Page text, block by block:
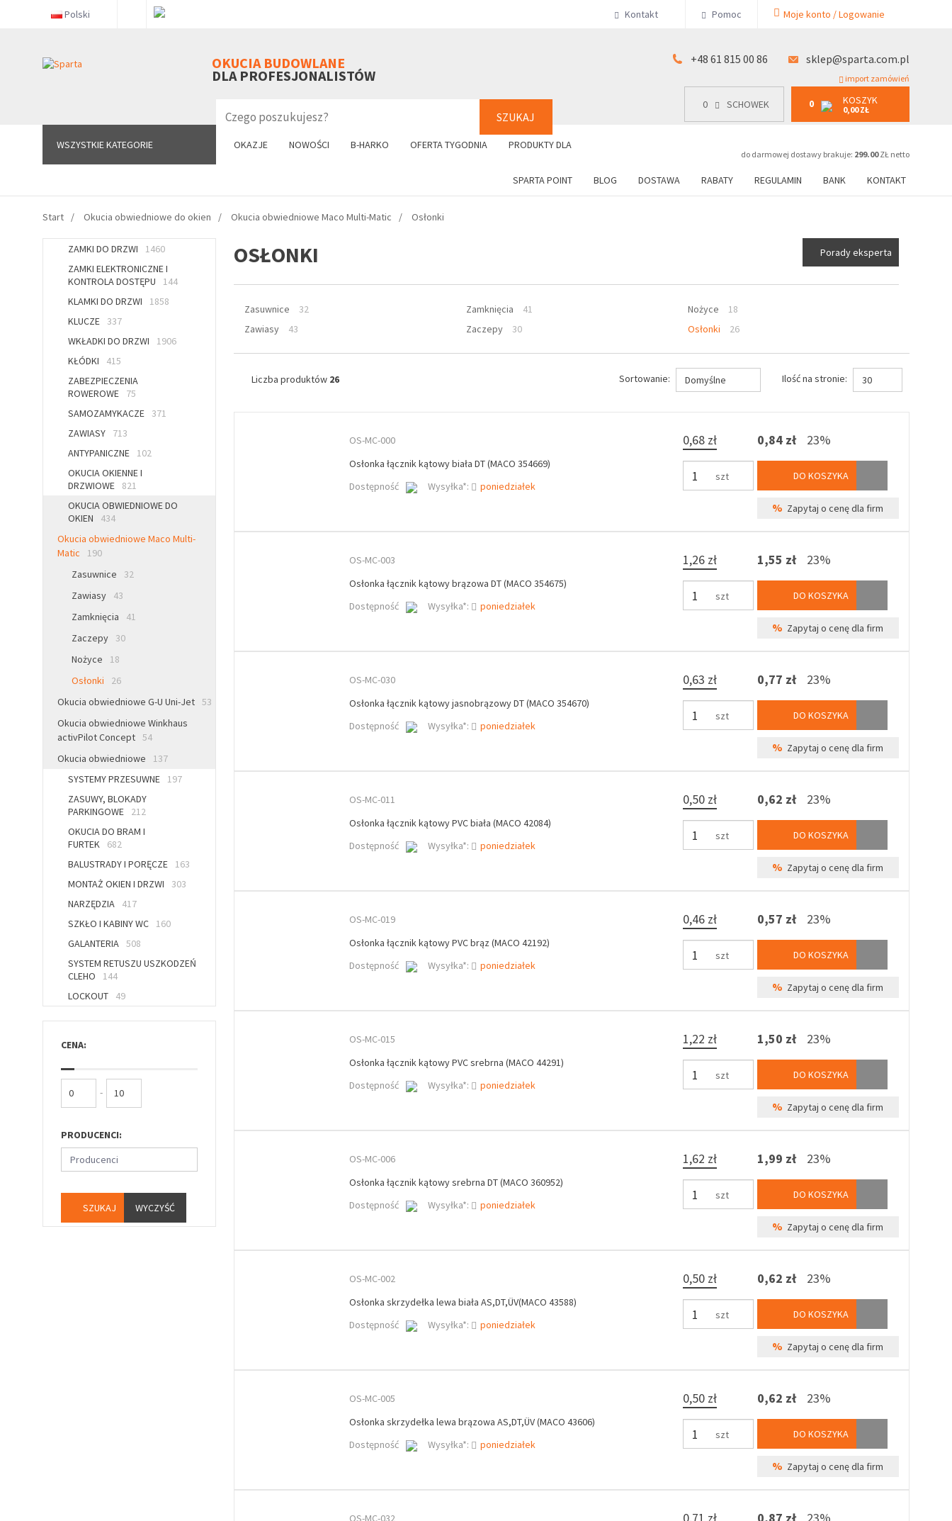
Polski Kontakt Pomoc Moje konto / Logowanie
OKUCIA BUDOWLANE
DLA PROFESJONALISTÓW
SZUKAJ
+48 61 815 00 86 sklep@sparta.com.pl
import zamówień
0 SCHOWEK 0 KOSZYK
0,00 ZŁ
do darmowej dostawy brakuje: 299.00ZŁ netto
WSZYSTKIE KATEGORIE OKAZJE NOWOŚCI B-HARKO OFERTA TYGODNIA PRODUKTY DLA
SPARTA POINT BLOG DOSTAWA RABATY REGULAMIN BANK KONTAKT
WSZYSTKIE KATEGORIE 0 SCHOWEK 0 KOSZYK
0,00 ZŁ
+48 61 815 00 86
Start Okucia obwiedniowe do okien Okucia obwiedniowe Maco Multi-Matic Osłonki
ZAMKI DO DRZWI
1460
ZAMKI ELEKTRONICZNE I
KONTROLA DOSTĘPU
144
KLAMKI DO DRZWI
1858
KLUCZE
337
WKŁADKI DO DRZWI
1906
KŁÓDKI
415
ZABEZPIECZENIA
ROWEROWE
75
SAMOZAMYKACZE
371
ZAWIASY
713
ANTYPANICZNE
102
OKUCIA OKIENNE I
DRZWIOWE
821
OKUCIA OBWIEDNIOWE DO
OKIEN
434
Okucia obwiedniowe Maco Multi-
Matic
190
Zasuwnice
32
Zawiasy
43
Zamknięcia
41
Zaczepy
30
Nożyce
18
Osłonki
26
Okucia obwiedniowe G-U Uni-Jet 53
Okucia obwiedniowe Winkhaus
activPilot Concept 54
Okucia obwiedniowe
137
SYSTEMY PRZESUWNE
197
ZASUWY, BLOKADY
PARKINGOWE
212
OKUCIA DO BRAM I
FURTEK
682
BALUSTRADY I PORĘCZE
163
MONTAŻ OKIEN I DRZWI
303
NARZĘDZIA
417
SZKŁO I KABINY WC
160
GALANTERIA 508
SYSTEM RETUSZU USZKODZEŃ
CLEHO
144
LOCKOUT
49
CENA:
-
PRODUCENCI:
Producenci
WYCZYŚĆ
OSŁONKI Porady eksperta
Zasuwnice
32
Zawiasy
43
Zamknięcia
41
Zaczepy
30
Nożyce
18
Osłonki
26
Liczba produktów 26 Sortowanie: Domyślne Ilość na stronie: 30
OS-MC-000
Osłonka łącznik kątowy biała DT (MACO 354669)
Dostępność
Wysyłka*: poniedziałek
0,68 zł
szt
0,84 zł 23%
DO KOSZYKA
% Zapytaj o cenę dla firm
OS-MC-003
Osłonka łącznik kątowy brązowa DT (MACO 354675)
Dostępność
Wysyłka*: poniedziałek
1,26 zł
szt
1,55 zł 23%
DO KOSZYKA
% Zapytaj o cenę dla firm
OS-MC-030
Osłonka łącznik kątowy jasnobrązowy DT (MACO 354670)
Dostępność
Wysyłka*: poniedziałek
0,63 zł
szt
0,77 zł 23%
DO KOSZYKA
% Zapytaj o cenę dla firm
OS-MC-011
Osłonka łącznik kątowy PVC biała (MACO 42084)
Dostępność
Wysyłka*: poniedziałek
0,50 zł
szt
0,62 zł 23%
DO KOSZYKA
% Zapytaj o cenę dla firm
OS-MC-019
Osłonka łącznik kątowy PVC brąz (MACO 42192)
Dostępność
Wysyłka*: poniedziałek
0,46 zł
szt
0,57 zł 23%
DO KOSZYKA
% Zapytaj o cenę dla firm
OS-MC-015
Osłonka łącznik kątowy PVC srebrna (MACO 44291)
Dostępność
Wysyłka*: poniedziałek
1,22 zł
szt
1,50 zł 23%
DO KOSZYKA
% Zapytaj o cenę dla firm
OS-MC-006
Osłonka łącznik kątowy srebrna DT (MACO 360952)
Dostępność
Wysyłka*: poniedziałek
1,62 zł
szt
1,99 zł 23%
DO KOSZYKA
% Zapytaj o cenę dla firm
OS-MC-002
Osłonka skrzydełka lewa biała AS,DT,ÜV(MACO 43588)
Dostępność
Wysyłka*: poniedziałek
0,50 zł
szt
0,62 zł 23%
DO KOSZYKA
% Zapytaj o cenę dla firm
OS-MC-005
Osłonka skrzydełka lewa brązowa AS,DT,ÜV (MACO 43606)
Dostępność
Wysyłka*: poniedziałek
0,50 zł
szt
0,62 zł 23%
DO KOSZYKA
% Zapytaj o cenę dla firm
OS-MC-032